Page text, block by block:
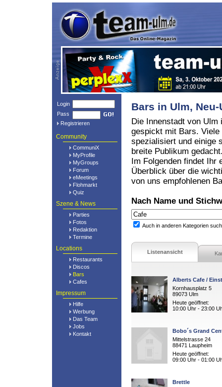
Login
Pass
Registrieren
Community
CommuniX
MyProfile
MyGroups
Forum
eMeetings
Flohmarkt
Quiz
Szene & News
Parties
Fotos
Redaktion
Termine
Locations
Restaurants
Discos
Bars
Cafes
Impressum
Hilfe
Werbung
Das Team
Jobs
Kontakt
Bars in Ulm,
Die Innenstadt von Ulm
gespickt mit Bars. Viele
spezialisiert und einige
breite Publikum
Im Folgenden findet Ihr
Überblick über die
von uns empfohlenen
Nach Name und
Auch in anderen Kategorien
Listenansicht
Alberts Cafe /
Kornhausplatz 5
89073 Ulm
Heute geöffnet:
10:00 Uhr - 23:00
Bobo´s Grand
Mittelstrasse 24
88471 Laupheim
Heute geöffnet:
09:00 Uhr - 01:00
Brettle